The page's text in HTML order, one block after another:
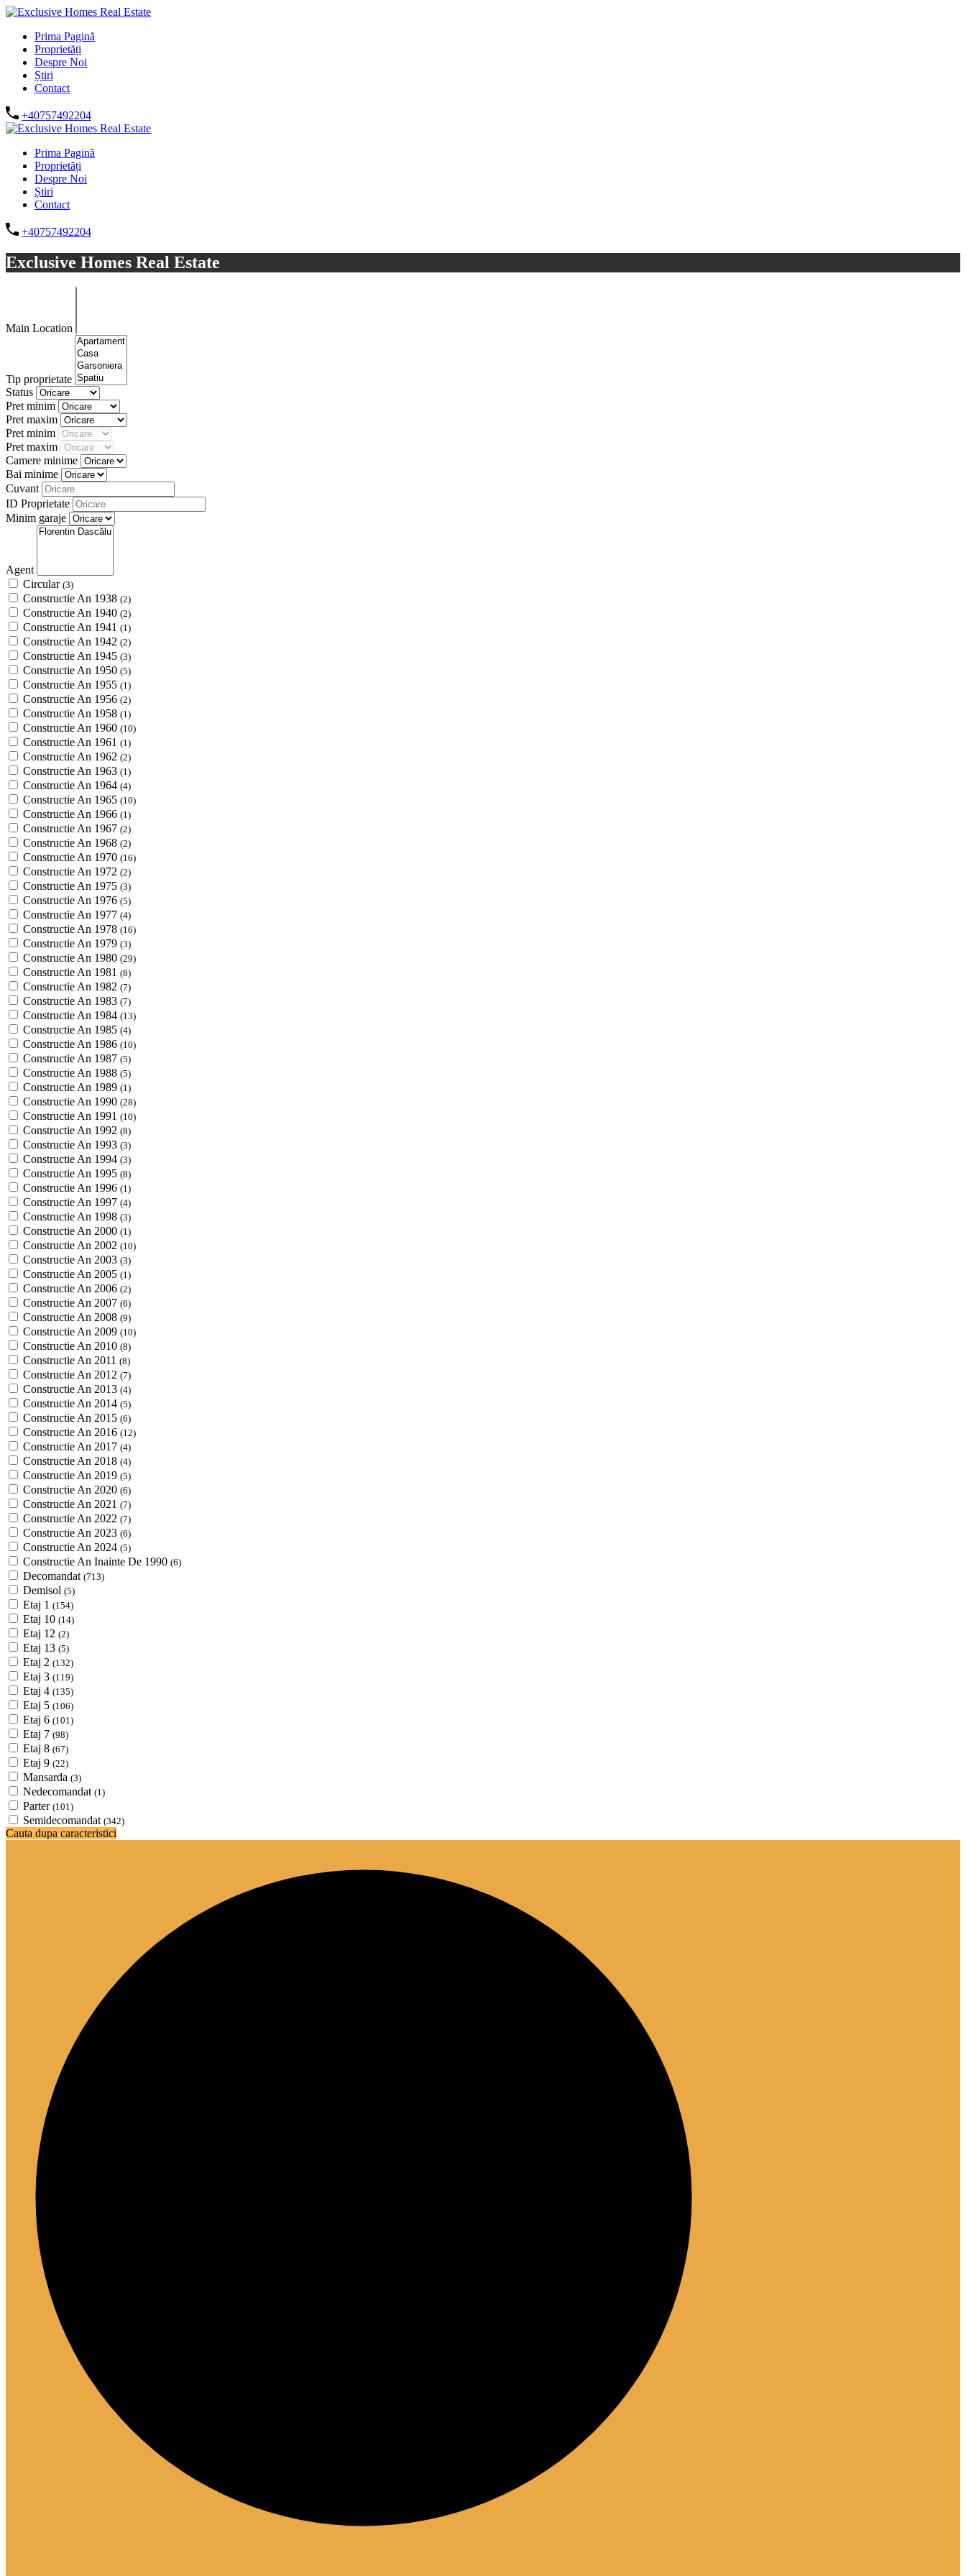
Prima Pagină
Proprietăți
Despre Noi
Știri
Contact
+40757492204
Prima Pagină
Proprietăți
Despre Noi
Știri
Contact
+40757492204
Exclusive Homes Real Estate
Main Location
Tip proprietate
Status
Pret minim
Pret maxim
Pret minim
Pret maxim
Camere minime
Bai minime
Cuvant
ID Proprietate
Minim garaje
Agent
Circular (3)
Constructie An 1938 (2)
Constructie An 1940 (2)
Constructie An 1941 (1)
Constructie An 1942 (2)
Constructie An 1945 (3)
Constructie An 1950 (5)
Constructie An 1955 (1)
Constructie An 1956 (2)
Constructie An 1958 (1)
Constructie An 1960 (10)
Constructie An 1961 (1)
Constructie An 1962 (2)
Constructie An 1963 (1)
Constructie An 1964 (4)
Constructie An 1965 (10)
Constructie An 1966 (1)
Constructie An 1967 (2)
Constructie An 1968 (2)
Constructie An 1970 (16)
Constructie An 1972 (2)
Constructie An 1975 (3)
Constructie An 1976 (5)
Constructie An 1977 (4)
Constructie An 1978 (16)
Constructie An 1979 (3)
Constructie An 1980 (29)
Constructie An 1981 (8)
Constructie An 1982 (7)
Constructie An 1983 (7)
Constructie An 1984 (13)
Constructie An 1985 (4)
Constructie An 1986 (10)
Constructie An 1987 (5)
Constructie An 1988 (5)
Constructie An 1989 (1)
Constructie An 1990 (28)
Constructie An 1991 (10)
Constructie An 1992 (8)
Constructie An 1993 (3)
Constructie An 1994 (3)
Constructie An 1995 (8)
Constructie An 1996 (1)
Constructie An 1997 (4)
Constructie An 1998 (3)
Constructie An 2000 (1)
Constructie An 2002 (10)
Constructie An 2003 (3)
Constructie An 2005 (1)
Constructie An 2006 (2)
Constructie An 2007 (6)
Constructie An 2008 (9)
Constructie An 2009 (10)
Constructie An 2010 (8)
Constructie An 2011 (8)
Constructie An 2012 (7)
Constructie An 2013 (4)
Constructie An 2014 (5)
Constructie An 2015 (6)
Constructie An 2016 (12)
Constructie An 2017 (4)
Constructie An 2018 (4)
Constructie An 2019 (5)
Constructie An 2020 (6)
Constructie An 2021 (7)
Constructie An 2022 (7)
Constructie An 2023 (6)
Constructie An 2024 (5)
Constructie An Inainte De 1990 (6)
Decomandat (713)
Demisol (5)
Etaj 1 (154)
Etaj 10 (14)
Etaj 12 (2)
Etaj 13 (5)
Etaj 2 (132)
Etaj 3 (119)
Etaj 4 (135)
Etaj 5 (106)
Etaj 6 (101)
Etaj 7 (98)
Etaj 8 (67)
Etaj 9 (22)
Mansarda (3)
Nedecomandat (1)
Parter (101)
Semidecomandat (342)
Cauta dupa caracteristici